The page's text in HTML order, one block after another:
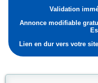
Validation
Annonce modifiable
Lien en dur vers votre